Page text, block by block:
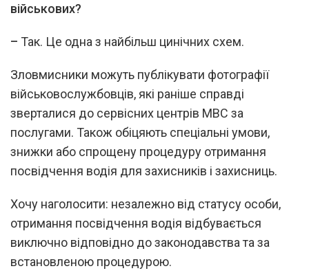
військових?
– Так. Це одна з найбільш цинічних схем.
Зловмисники можуть публікувати фотографії
військовослужбовців, які раніше справді
зверталися до сервісних центрів МВС за
послугами. Також обіцяють спеціальні умови,
знижки або спрощену процедуру отримання
посвідчення водія для захисників і захисниць.
Хочу наголосити: незалежно від статусу особи,
отримання посвідчення водія відбувається
виключно відповідно до законодавства та за
встановленою процедурою.